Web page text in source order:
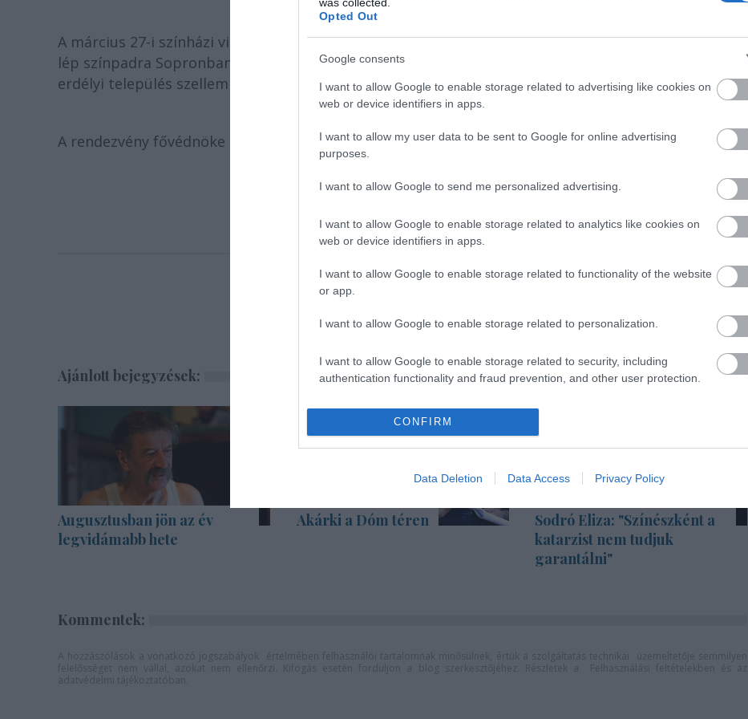
was collected.
Opted Out
Google consents
I want to allow Google to enable storage related to advertising like cookies on
web or device identifiers in apps.
I want to allow my user data to be sent to Google for online advertising
purposes.
I want to allow Google to send me personalized advertising.
I want to allow Google to enable storage related to analytics like cookies on
web or device identifiers in apps.
I want to allow Google to enable storage related to functionality of the website
or app.
I want to allow Google to enable storage related to personalization.
I want to allow Google to enable storage related to security, including
authentication functionality and fraud prevention, and other user protection.
CONFIRM
Data Deletion Data Access Privacy Policy
A március 27-i színházi világnap alkalmából, március 26-án a kolozsvári Váróterem Projekt társulat
lép színpadra Sopronban. Produkciójuk része lesz annak az egyetemi programsorozatnak, amely az
erdélyi település szellemi kincseit mutatja be a nyugat-magyarországi városban.
A rendezvény fővédnöke Martonyi Jánoskülügyminiszter lesz.
Forrás: MTI
Ajánlott bejegyzések:
Augusztusban jön az év
legvidámabb hete
Akárki a Dóm téren
Sodró Eliza: "Színészként a
katarzist nem tudjuk
garantálni"
Kommentek: